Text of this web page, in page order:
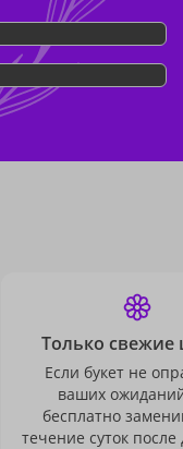
Только свежие
Если букет не
ваших
бесплатно
течение суток после